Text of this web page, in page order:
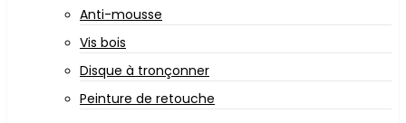
Anti-mousse
Vis bois
Disque à tronçonner
Peinture de retouche